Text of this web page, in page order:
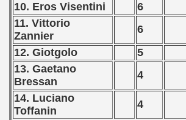
10. Eros Visentini
6
11. Vittorio
Zannier
6
12. Giotgolo
5
13. Gaetano
Bressan
4
14. Luciano
Toffanin
4
- 2024
- 2025